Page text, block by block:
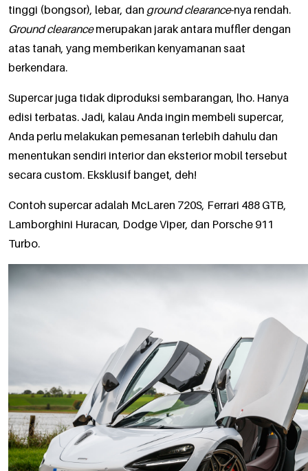
tinggi (bongsor), lebar, dan ground clearance-nya rendah.
Ground clearancemerupakan jarak antara muffler dengan
atas tanah, yang memberikan kenyamanan saat
berkendara.
Supercar juga tidak diproduksi sembarangan, lho. Hanya
edisi terbatas. Jadi, kalau Anda ingin membeli supercar,
Anda perlu melakukan pemesanan terlebih dahulu dan
menentukan sendiri interior dan eksterior mobil tersebut
secara custom. Eksklusif banget, deh!
Contoh supercar adalah McLaren 720S, Ferrari 488 GTB,
Lamborghini Huracan, Dodge Viper, dan Porsche 911
Turbo.